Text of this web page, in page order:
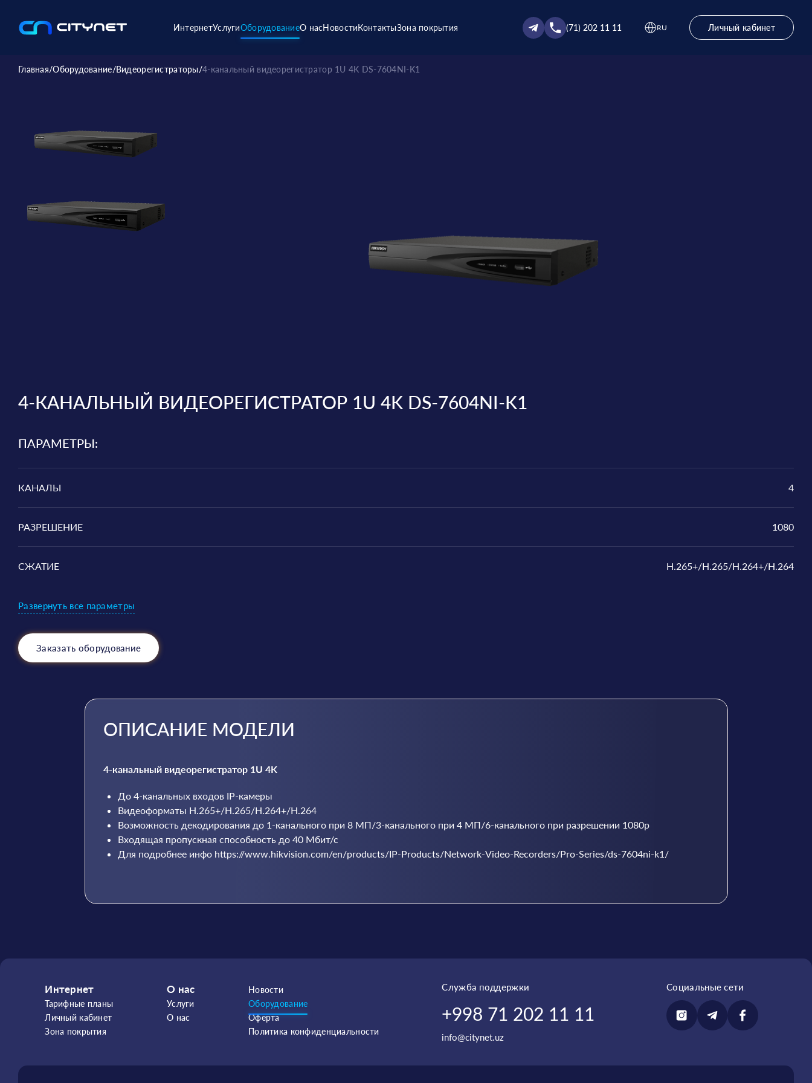
ИнтернетУслугиОборудованиеО насНовостиКонтактыЗона покрытия (71) 202 11 11 RU Личный кабинет
Главная/Оборудование/Видеорегистраторы/4-канальный видеорегистратор 1U 4K DS-7604NI-K1
4-КАНАЛЬНЫЙ ВИДЕОРЕГИСТРАТОР 1U 4K DS-7604NI-K1
ПАРАМЕТРЫ:
КАНАЛЫ 4
РАЗРЕШЕНИЕ 1080
СЖАТИЕ H.265+/H.265/H.264+/H.264
Развернуть все параметры
Заказать оборудование
ОПИСАНИЕ МОДЕЛИ
4-канальный видеорегистратор 1U 4K
До 4-канальных входов IP-камеры
Видеоформаты H.265+/H.265/H.264+/H.264
Возможность декодирования до 1-канального при 8 МП/3-канального при 4 МП/6-канального при разрешении 1080p
Входящая пропускная способность до 40 Мбит/с
Для подробнее инфо https://www.hikvision.com/en/products/IP-Products/Network-Video-Recorders/Pro-Series/ds-7604ni-k1/
Интернет
Тарифные планы
Личный кабинет
Зона покрытия
О нас
Услуги
О нас
Новости
Оборудование
Оферта
Политика конфиденциальности
Служба поддержки
+998 71 202 11 11
info@citynet.uz
Социальные сети